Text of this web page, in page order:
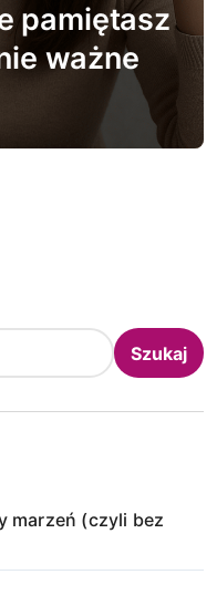
pamiętasz
ważne
Szukaj
marzeń (czyli bez